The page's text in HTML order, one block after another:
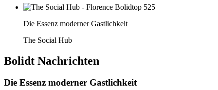
Die Essenz moderner Gastlichkeit
The Social Hub
Bolidt Nachrichten
Die Essenz moderner Gastlichkeit